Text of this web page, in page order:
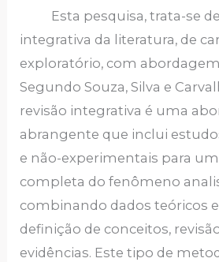
Esta pesquisa, trata-se de
integrativa da literatura, de
exploratório, com
Segundo Souza, Silva e
revisão integrativa é uma
abrangente que inclui
e não-experimentais para
completa do fenômeno
combinando dados teóricos
definição de conceitos,
evidências. Este tipo de